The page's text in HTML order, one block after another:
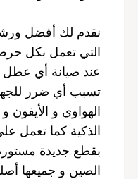
نقدم لك أفضل
التي تعمل بكل
عند صيانة أي
تسبب أي ضرر
الهواوي و الأيفون
الذكية كما تعمل
بقطع جديدة
الصين و جميعها